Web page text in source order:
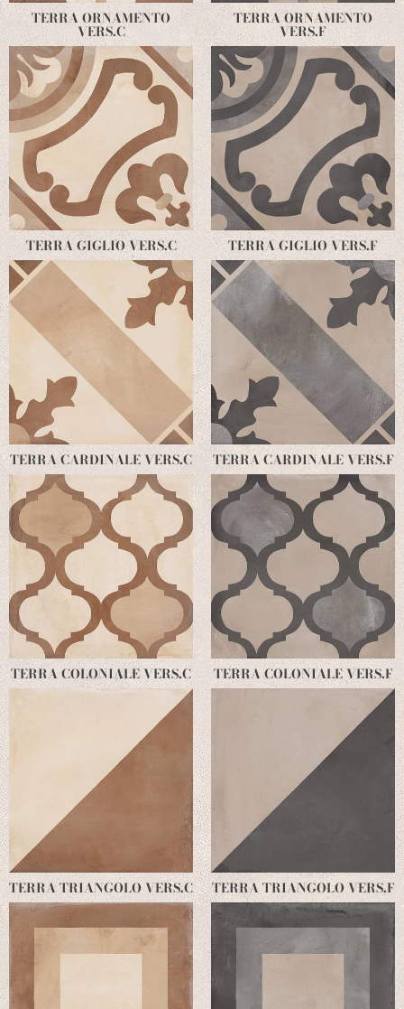
TERRA ORNAMENTO
VERS.C
TERRA ORNAMENTO
VERS.F
TERRA GIGLIO VERS.C TERRA GIGLIO VERS.F
TERRA CARDINALE VERS.C TERRA CARDINALE VERS.F
TERRA COLONIALE VERS.C TERRA COLONIALE VERS.F
TERRA TRIANGOLO VERS.C TERRA TRIANGOLO VERS.F